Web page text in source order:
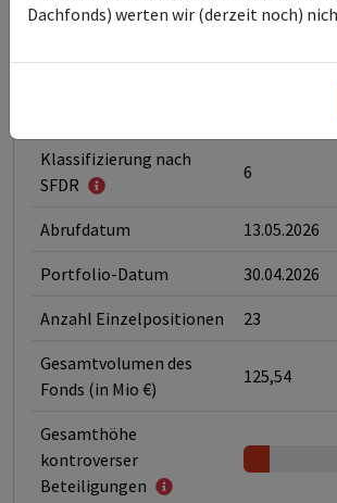
Fondsmanagement
BlackRock
BlackRock
Klassifizierung nach
SFDR
6
Abrufdatum 13.05.2026
Portfolio-Datum 30.04.2026
Anzahl Einzelpositionen 23
Gesamtvolumen des
Fonds (in Mio €)
125,54
Gesamthöhe
kontroverser
Beteiligungen
Dachfonds) werten wir (derzeit noch)